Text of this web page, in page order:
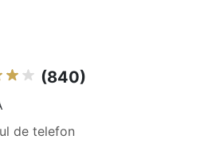
(840)
de telefon